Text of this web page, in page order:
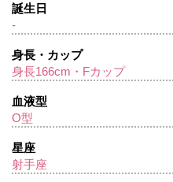
誕生日
-
身長・カップ
身長166cm・Fカップ
血液型
O型
星座
射手座